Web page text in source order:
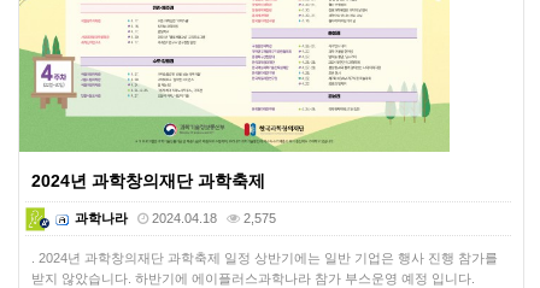
2024년 과학창의재단 과학축제
과학나라 2024.04.18 2,575
. 2024년 과학창의재단 과학축제 일정 상반기에는 일반 기업은 행사 진행 참가를
받지 않았습니다. 하반기에 에이플러스과학나라 참가 부스운영 예정 입니다.